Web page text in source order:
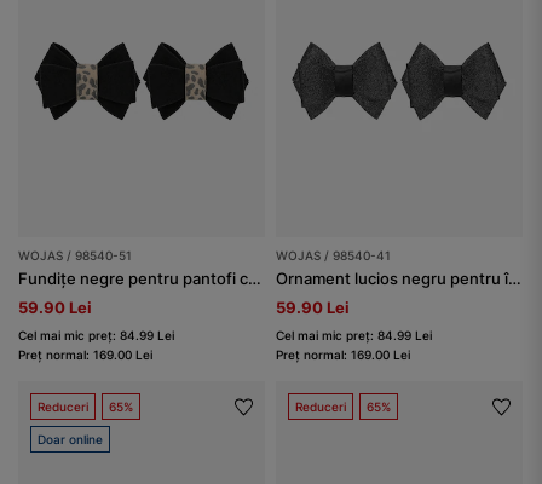
WOJAS / 98540-51
Fundițe negre pentru pantofi cu panglică model leopard
59.90 Lei
Cel mai mic preț: 84.99 Lei
Preț normal: 169.00 Lei
WOJAS / 98540-41
Ornament lucios negru pentru încălțăminte, în formă de fundiță
59.90 Lei
Cel mai mic preț: 84.99 Lei
Preț normal: 169.00 Lei
Reduceri 65%
Doar online
Reduceri 65%